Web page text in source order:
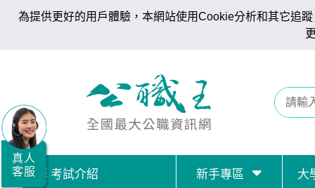
為提供更好的用戶體驗，本網站使用Cookie分析和其它追
考試介紹 新手專區 大
真人
客服
職/
就
業/
證